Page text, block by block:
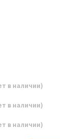
в наличии)
в наличии)
в наличии)